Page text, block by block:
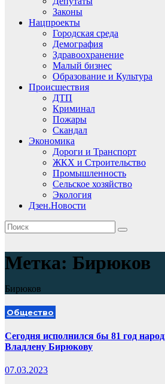
Законы
Нацпроекты
Городская среда
Демография
Здравоохранение
Малый бизнес
Образование и Культура
Происшествия
ДТП
Криминал
Пожары
Скандал
Экономика
Дороги и Транспорт
ЖКХ и Строительство
Промышленность
Сельское хозяйство
Экология
Дзен.Новости
Метка: Бирюков
Бирюков
Общество
Сегодня исполнился бы 81 год
Владлену Бирюкову
07.03.2023